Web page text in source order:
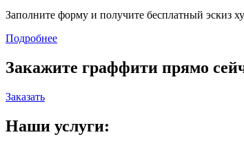
Заполните форму и получите бесплатный эскиз
Подробнее
Закажите граффити прямо
Заказать
Наши услуги: